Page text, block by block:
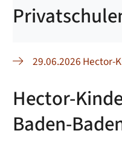
29.06.2026 Hector-
Hector-
Baden-